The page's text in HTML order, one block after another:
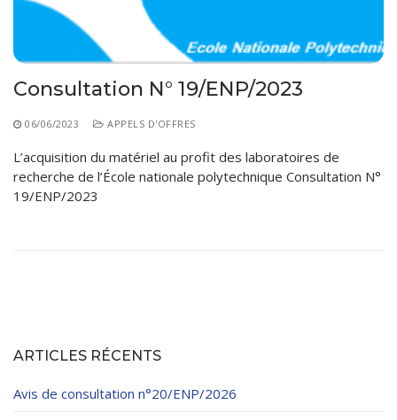
Classes Préparatoires
Programmes Pédagogiques
Imprimés des œuvres Sociales
Consultation N° 19/ENP/2023
06/06/2023 APPELS D'OFFRES
L’acquisition du matériel au profit des laboratoires de
recherche de l’École nationale polytechnique Consultation N°
19/ENP/2023
ARTICLES RÉCENTS
Avis de consultation n°20/ENP/2026